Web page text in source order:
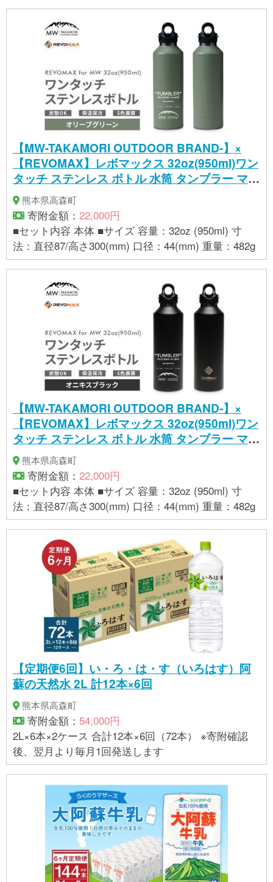
【MW-TAKAMORI OUTDOOR BRAND-】×
【REVOMAX】レボマックス 32oz(950ml)ワン
タッチ ステンレス ボトル 水筒 タンブラー マグ
ボトル 真空断熱 保温 保冷 炭酸OK キャンプ ア
ウトドア オフィス【オリーブグリーン(全5色展
開)】
熊本県高森町
寄附金額： 22,000円
■セット内容 本体 ■サイズ 容量：32oz (950ml) 寸
法：直径87/高さ300(mm) 口径：44(mm) 重量：482g
【MW-TAKAMORI OUTDOOR BRAND-】×
【REVOMAX】レボマックス 32oz(950ml)ワン
タッチ ステンレス ボトル 水筒 タンブラー マグ
ボトル 真空断熱 保温 保冷 炭酸OK キャンプ ア
ウトドア オフィス【オニキスブラック(全5色展
開)】
熊本県高森町
寄附金額： 22,000円
■セット内容 本体 ■サイズ 容量：32oz (950ml) 寸
法：直径87/高さ300(mm) 口径：44(mm) 重量：482g
【定期便6回】い・ろ・は・す（いろはす）阿
蘇の天然水 2L 計12本×6回
熊本県高森町
寄附金額： 54,000円
2L×6本×2ケース 合計12本×6回（72本） ※寄附確認
後、翌月より毎月1回発送します